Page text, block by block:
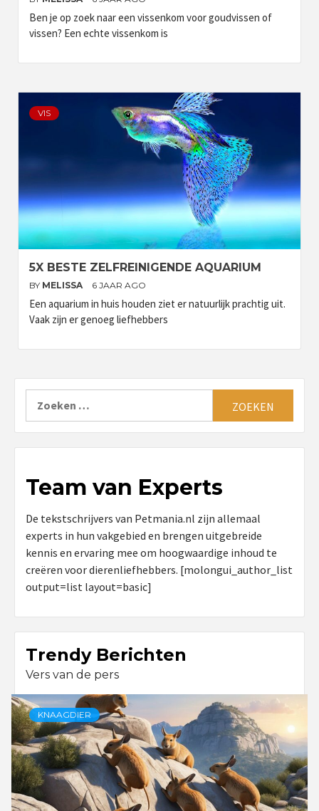
Ben je op zoek naar een vissenkom voor goudvissen of
vissen? Een echte vissenkom is
VIS
5X BESTE ZELFREINIGENDE AQUARIUM
BY MELISSA 6 JAAR AGO
Een aquarium in huis houden ziet er natuurlijk prachtig uit.
Vaak zijn er genoeg liefhebbers
Team van Experts
De tekstschrijvers van Petmania.nl zijn allemaal
experts in hun vakgebied en brengen uitgebreide
kennis en ervaring mee om hoogwaardige inhoud te
creëren voor dierenliefhebbers. [molongui_author_list
output=list layout=basic]
Trendy Berichten
Vers van de pers
KNAAGDIER